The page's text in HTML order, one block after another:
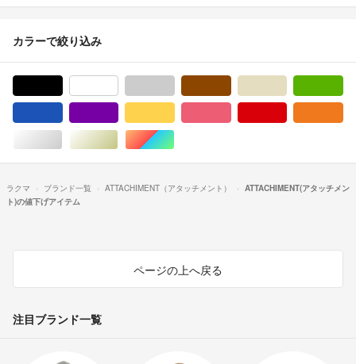
カラーで絞り込み
シルバー/銀色系ゴールド/金色系マルチカラー
ラクマ ブランド一覧 ATTACHIMENT（アタッチメント）
ATTACHIMENT(アタッチメン
ト)の値下げアイテム
ページの上へ戻る
注目ブランド一覧